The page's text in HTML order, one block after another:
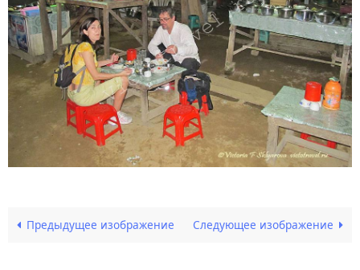
Предыдущее изображение Следующее изображение